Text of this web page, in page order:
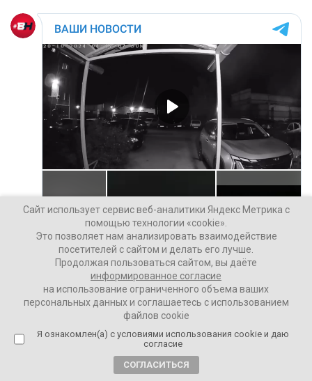
Сайт использует сервис веб-аналитики Яндекс Метрика с
помощью технологии «cookie».
Это позволяет нам анализировать взаимодействие
посетителей с сайтом и делать его лучше.
Продолжая пользоваться сайтом, вы даёте
информированное согласие
на использование ограниченного объема ваших
персональных данных и соглашаетесь с использованием
файлов cookie
Я ознакомлен(а) с условиями использования cookie и даю
согласие
СОГЛАСИТЬСЯ